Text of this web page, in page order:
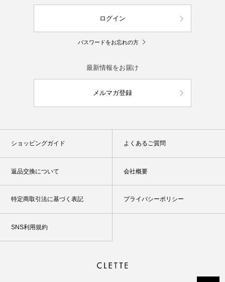
ログイン
パスワードをお忘れの方
最新情報をお届け
メルマガ登録
ショッピングガイド よくあるご質問
返品交換について 会社概要
特定商取引法に基づく表記 プライバシーポリシー
SNS利用規約